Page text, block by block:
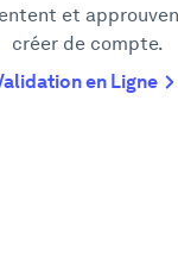
et
créer de compte.
en Ligne